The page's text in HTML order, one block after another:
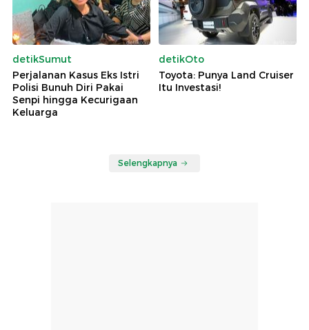
detikSumut
Perjalanan Kasus Eks Istri
Polisi Bunuh Diri Pakai
Senpi hingga Kecurigaan
Keluarga
detikOto
Toyota: Punya Land Cruiser
Itu Investasi!
Selengkapnya